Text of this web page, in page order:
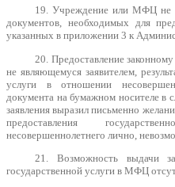
19. Учреждение или МФЦ не
документов, необходимых для
указанных в приложении 3 к
20. Предоставление
не являющемуся заявителем,
услуги в отношении
документа на бумажном носителе в
заявления выразил письменно
предоставления
несовершеннолетнего лично,
21. Возможность выдачи
государственной услуги в МФЦ